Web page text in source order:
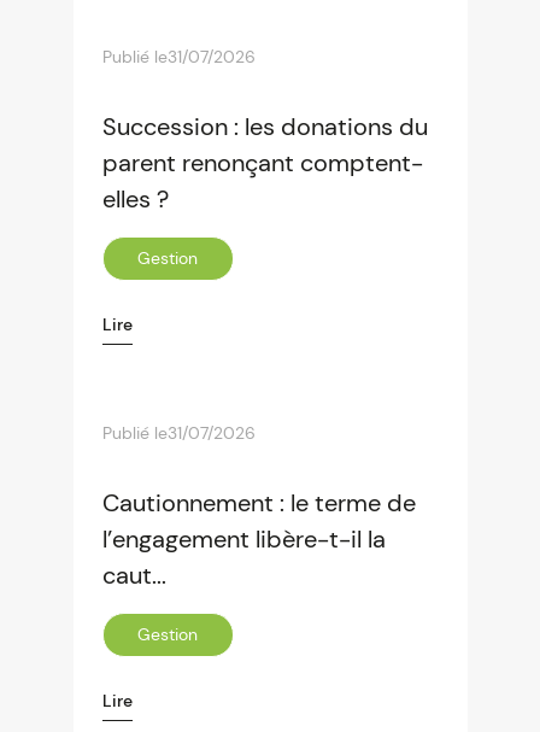
Publié le31/07/2026
Succession : les donations du
parent renonçant comptent-
elles ?
Gestion
Lire
Publié le31/07/2026
Cautionnement : le terme de
l’engagement libère-t-il la
caut...
Gestion
Lire